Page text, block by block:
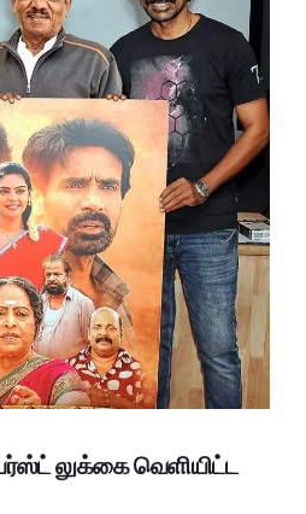
லுக்கை வெளியிட்ட